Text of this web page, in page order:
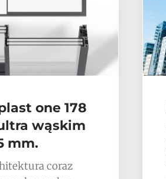
one 178
wąskim
mm.
coraz